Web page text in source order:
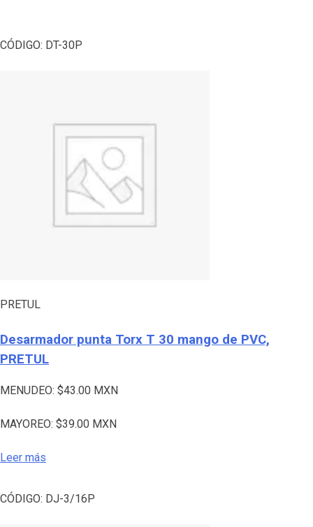
CÓDIGO: DT-30P
PRETUL
Desarmador punta Torx T 30 mango de PVC,
PRETUL
MENUDEO: $43.00 MXN
MAYOREO: $39.00 MXN
Leer más
CÓDIGO: DJ-3/16P